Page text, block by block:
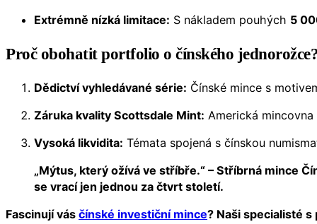
Extrémně nízká limitace: S nákladem pouhých 5
Proč obohatit portfolio o čínského
Dědictví vyhledávané série: Čínské mince s
Záruka kvality Scottsdale Mint: Americká
Vysoká likvidita: Témata spojená s čínskou
„Mýtus, který ožívá ve stříbře.“ – Stříbrná mince
se vrací jen jednou za čtvrt století.
Fascinují vás čínské investiční mince? Naši specialisté